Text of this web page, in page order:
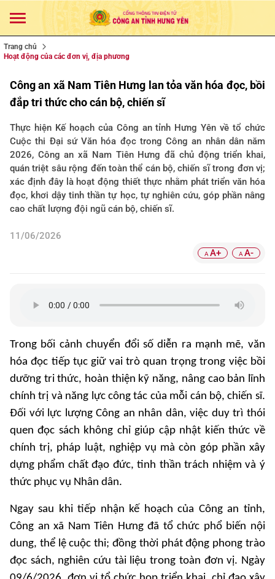
Trang chủ
Hoạt động của các đơn vị, địa phương
Công an xã Nam Tiên Hưng lan tỏa văn hóa đọc, bồi
đắp tri thức cho cán bộ, chiến sĩ
Thực hiện Kế hoạch của Công an tỉnh Hưng Yên về tổ chức
Cuộc thi Đại sứ Văn hóa đọc trong Công an nhân dân năm
2026, Công an xã Nam Tiên Hưng đã chủ động triển khai,
quán triệt sâu rộng đến toàn thể cán bộ, chiến sĩ trong đơn vị;
xác định đây là hoạt động thiết thực nhằm phát triển văn hóa
đọc, khơi dậy tinh thần tự học, tự nghiên cứu, góp phần nâng
cao chất lượng đội ngũ cán bộ, chiến sĩ.
11/06/2026
A A+ A A-
Trong bối cảnh chuyển đổi số diễn ra mạnh mẽ, văn
hóa đọc tiếp tục giữ vai trò quan trọng trong việc bồi
dưỡng tri thức, hoàn thiện kỹ năng, nâng cao bản lĩnh
chính trị và năng lực công tác của mỗi cán bộ, chiến sĩ.
Đối với lực lượng Công an nhân dân, việc duy trì thói
quen đọc sách không chỉ giúp cập nhật kiến thức về
chính trị, pháp luật, nghiệp vụ mà còn góp phần xây
dựng phẩm chất đạo đức, tinh thần trách nhiệm và ý
thức phục vụ Nhân dân.
Ngay sau khi tiếp nhận kế hoạch của Công an tỉnh,
Công an xã Nam Tiên Hưng đã tổ chức phổ biến nội
dung, thể lệ cuộc thi; đồng thời phát động phong trào
đọc sách, nghiên cứu tài liệu trong toàn đơn vị. Ngày